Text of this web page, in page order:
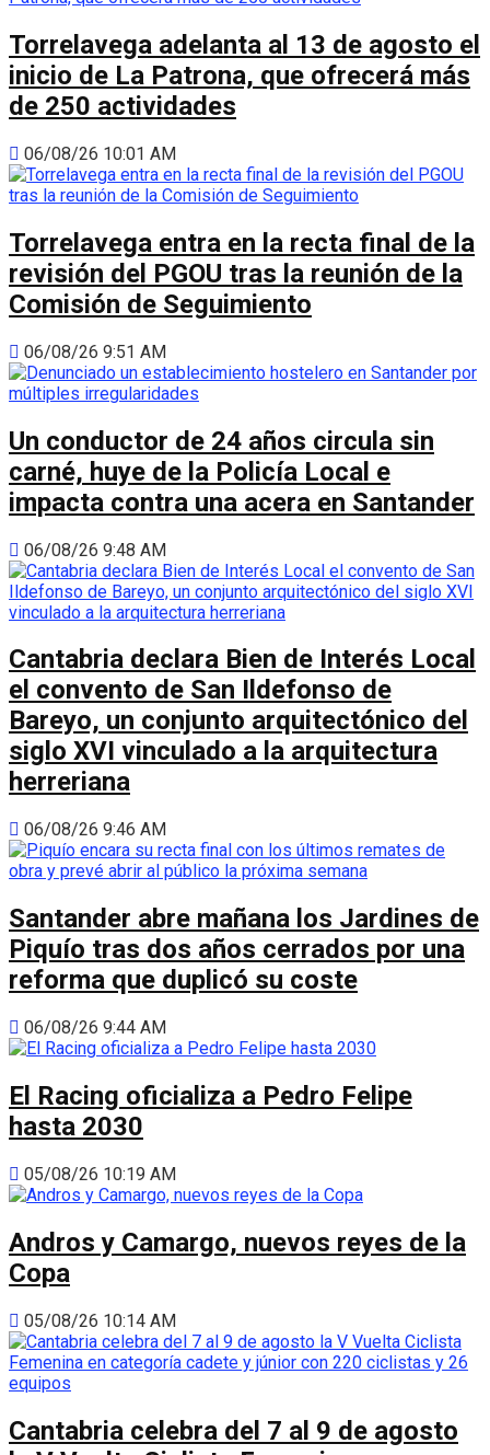
Torrelavega adelanta al 13 de agosto el
inicio de La Patrona, que ofrecerá más
de 250 actividades
06/08/26 10:01 AM
Torrelavega entra en la recta final de la
revisión del PGOU tras la reunión de la
Comisión de Seguimiento
06/08/26 9:51 AM
Un conductor de 24 años circula sin
carné, huye de la Policía Local e
impacta contra una acera en Santander
06/08/26 9:48 AM
Cantabria declara Bien de Interés Local
el convento de San Ildefonso de
Bareyo, un conjunto arquitectónico del
siglo XVI vinculado a la arquitectura
herreriana
06/08/26 9:46 AM
Santander abre mañana los Jardines de
Piquío tras dos años cerrados por una
reforma que duplicó su coste
06/08/26 9:44 AM
El Racing oficializa a Pedro Felipe
hasta 2030
05/08/26 10:19 AM
Andros y Camargo, nuevos reyes de la
Copa
05/08/26 10:14 AM
Cantabria celebra del 7 al 9 de agosto